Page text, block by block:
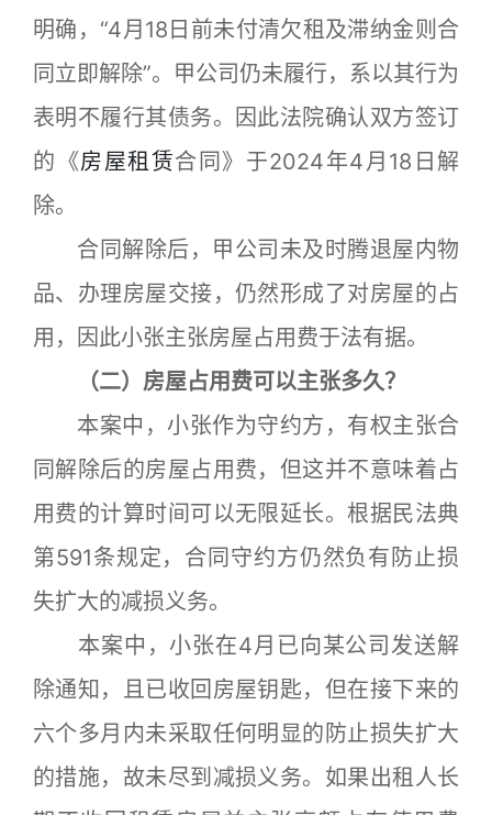
明确，“4月18日前未付清欠租及滞纳金则合
同立即解除”。甲公司仍未履行，系以其行为
表明不履行其债务。因此法院确认双方签订
的《房屋租赁合同》于2024年4月18日解
除。
合同解除后，甲公司未及时腾退屋内物
品、办理房屋交接，仍然形成了对房屋的占
用，因此小张主张房屋占用费于法有据。
（二）房屋占用费可以主张多久？
本案中，小张作为守约方，有权主张合
同解除后的房屋占用费，但这并不意味着占
用费的计算时间可以无限延长。根据民法典
第591条规定，合同守约方仍然负有防止损
失扩大的减损义务。
本案中，小张在4月已向某公司发送解
除通知，且已收回房屋钥匙，但在接下来的
六个多月内未采取任何明显的防止损失扩大
的措施，故未尽到减损义务。如果出租人长